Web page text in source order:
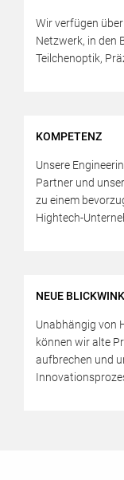
Wir verfügen
Netzwerk, in den
Teilchenoptik,
KOMPETENZ
Unsere
Partner und
zu einem
Hightech-
NEUE
Unabhängig von
können wir alte
aufbrechen und